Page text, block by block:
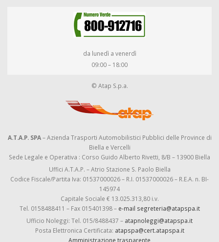
da lunedì a venerdì
09:00 – 18:00
© Atap S.p.a.
A.T.A.P. SPA– Azienda Trasporti Automobilistici Pubblici delle Province di
Biella e Vercelli
Sede Legale e Operativa : Corso Guido Alberto Rivetti, 8/B – 13900 Biella
Uffici A.T.A.P. – Atrio Stazione S. Paolo Biella
Codice Fiscale/Partita Iva: 01537000026 – R.I. 01537000026 – R.E.A. n. BI-
145974
Capitale Sociale € 13.025.313,80 i.v.
Tel. 0158488411 – Fax 015401398 – e-mail segreteria@atapspa.it
Ufficio Noleggi: Tel. 015/8488437 – atapnoleggi@atapspa.it
Posta Elettronica Certificata: atapspa@cert.atapspa.it
Amministrazione trasparente